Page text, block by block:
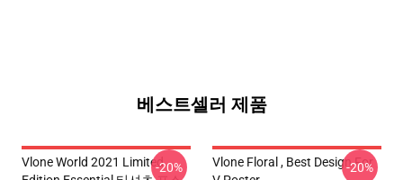
베스트셀러 제품
Vlone World 2021 Limited-20%
Vlone Floral , Best Design For
-20%